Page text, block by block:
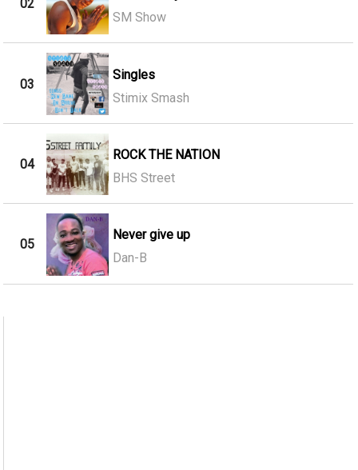
02
SM Show
03
Singles
Stimix Smash
04
ROCK THE NATION
BHS Street
05
Never give up
Dan-B